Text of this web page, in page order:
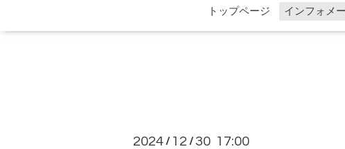
トップページ インフォメ
2024 / 12 /30 17:00